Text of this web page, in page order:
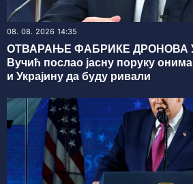
08. 08. 2026 14:35
ОТВАРАЊЕ ФАБРИКЕ ДРОНОВА
Вучић послао јасну поруку онима
и Украјину да буду ривали